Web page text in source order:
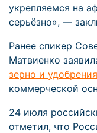
укрепляемся на
серьёзно», —
Ранее спикер
Матвиенко
зерно и
коммерческой
24 июля
отметил, что